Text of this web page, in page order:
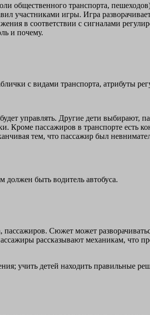
общественного транспорта,
участниками игры. Игра
в соответствии с сигналами
и почему.
с видами транспорта, атрибуты
управлять. Другие дети выбирают,
Кроме пассажиров в транспорте есть
тем, что пассажир был
должен быть водитель автобуса.
Сюжет может
рассказывают механикам, что
учить детей находить правильные